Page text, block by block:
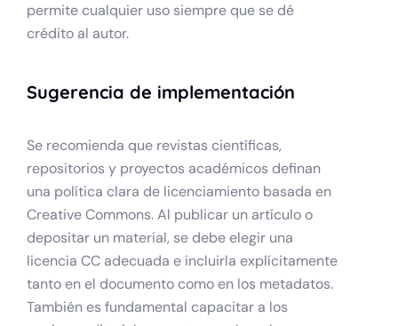
permite cualquier uso siempre que se dé
crédito al autor.
Sugerencia de implementación
Se recomienda que revistas científicas,
repositorios y proyectos académicos definan
una política clara de licenciamiento basada en
Creative Commons. Al publicar un artículo o
depositar un material, se debe elegir una
licencia CC adecuada e incluirla explícitamente
tanto en el documento como en los metadatos.
También es fundamental capacitar a los